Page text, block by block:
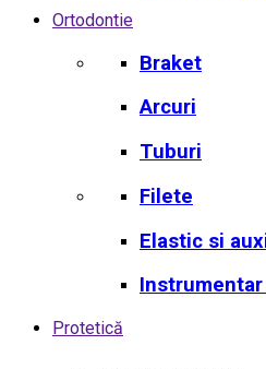
Ortodontie
Braket
Arcuri
Tuburi
Filete
Elastic si
Protetică